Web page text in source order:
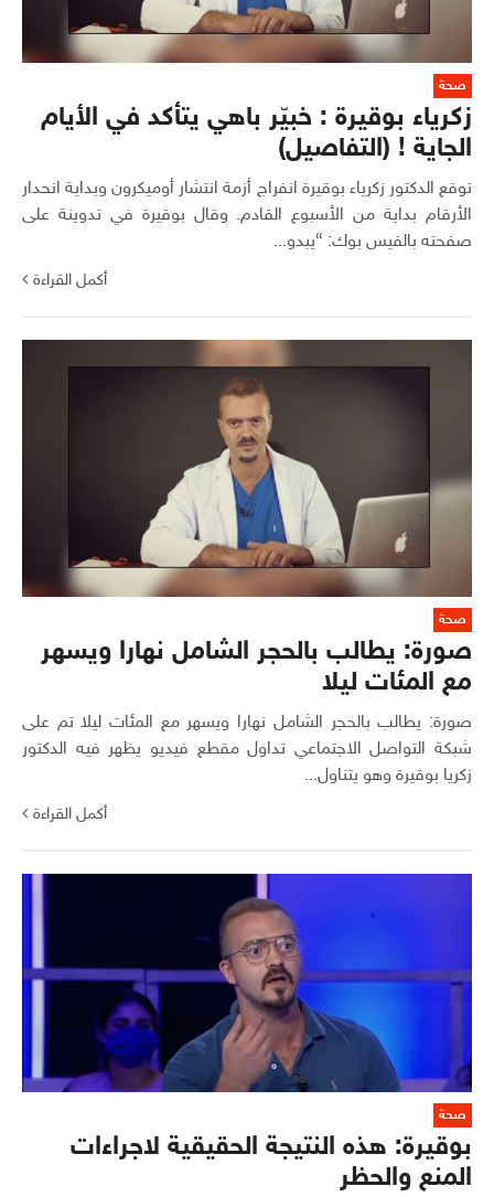
صحة
زكرياء بوقيرة : خبيّر باهي يتأكد في الأيام
الجاية ! (التفاصيل)
توقع الدكتور زكرياء بوقيرة انفراج أزمة انتشار أوميكرون وبداية انحدار
الأرقام بداية من الأسبوع القادم. وقال بوقيرة في تدوينة على
صفحته بالفيس بوك: “يبدو...
أكمل القراءة
صحة
صورة: يطالب بالحجر الشامل نهارا ويسهر
مع المئات ليلا
صورة: يطالب بالحجر الشامل نهارا ويسهر مع المئات ليلا تم على
شبكة التواصل الاجتماعي تداول مقطع فيديو يظهر فيه الدكتور
زكريا بوقيرة وهو يتناول...
أكمل القراءة
صحة
بوقيرة: هذه النتيجة الحقيقية لاجراءات
المنع والحظر